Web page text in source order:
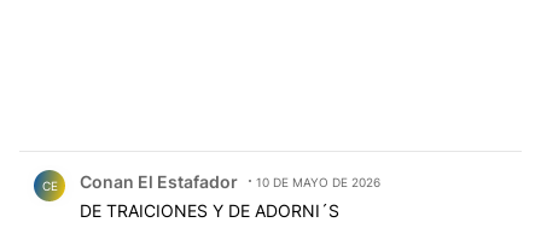
CE Conan El Estafador 10 DE MAYO DE 2026
DE TRAICIONES Y DE ADORNI´S